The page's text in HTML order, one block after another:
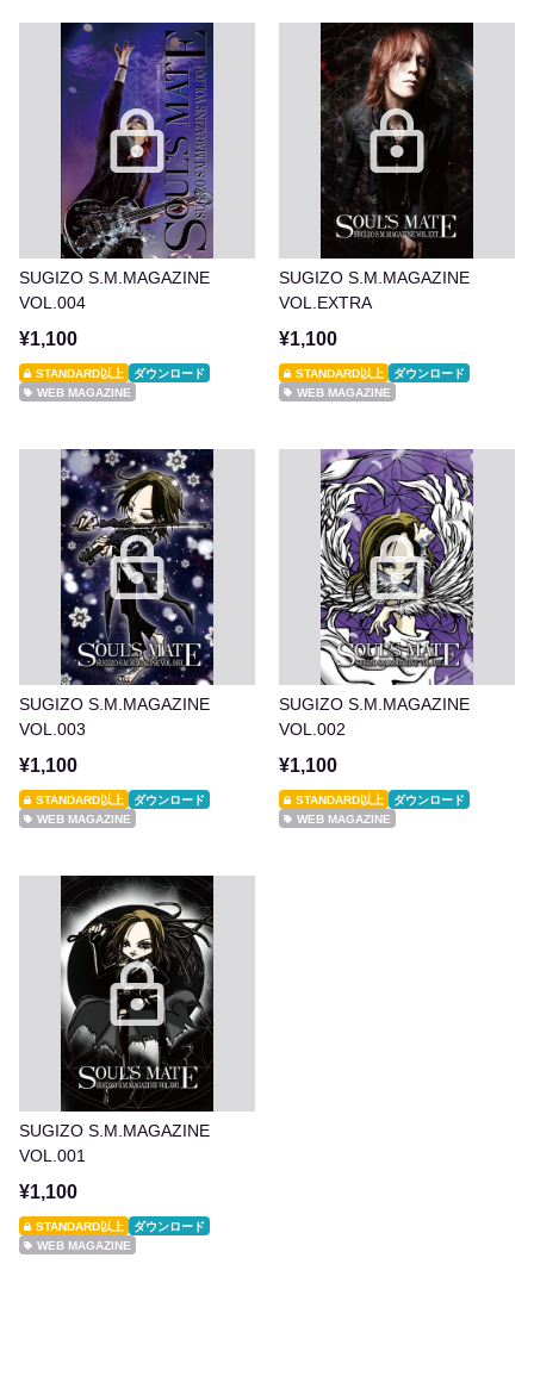
SUGIZO S.M.MAGAZINE
VOL.004
¥1,100
STANDARD以上
ダウンロード
WEB MAGAZINE
SUGIZO S.M.MAGAZINE
VOL.EXTRA
¥1,100
STANDARD以上
ダウンロード
WEB MAGAZINE
SUGIZO S.M.MAGAZINE
VOL.003
¥1,100
STANDARD以上
ダウンロード
WEB MAGAZINE
SUGIZO S.M.MAGAZINE
VOL.002
¥1,100
STANDARD以上
ダウンロード
WEB MAGAZINE
SUGIZO S.M.MAGAZINE
VOL.001
¥1,100
STANDARD以上
ダウンロード
WEB MAGAZINE